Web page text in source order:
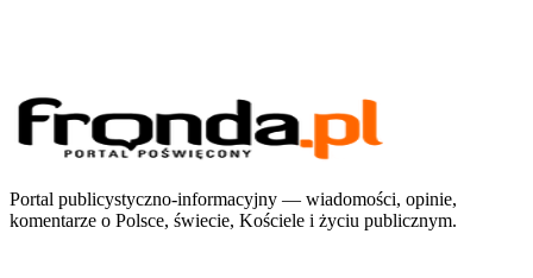
Portal publicystyczno-informacyjny — wiadomości, opinie,
komentarze o Polsce, świecie, Kościele i życiu publicznym.